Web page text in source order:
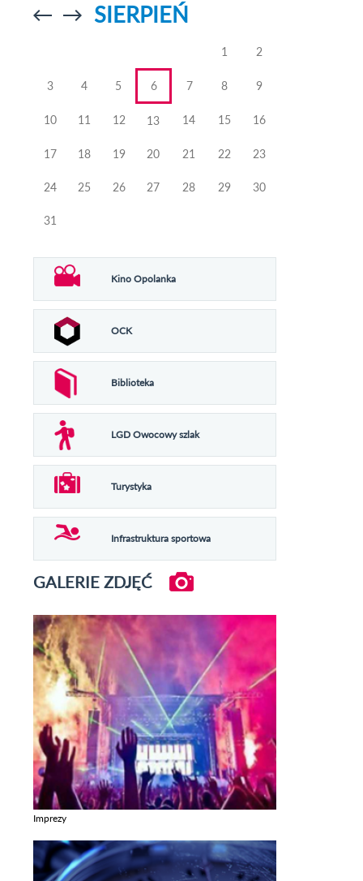
Przejdź doPrzejdź do
SIERPIEŃ
1 2
3 4 5 6 7 8 9
10 11 12 13 14 15 16
17 18 19 20 21 22 23
24 25 26 27 28 29 30
31
Kino Opolanka
OCK
Biblioteka
LGD Owocowy szlak
Turystyka
Infrastruktura sportowa
GALERIE ZDJĘĆ
Imprezy